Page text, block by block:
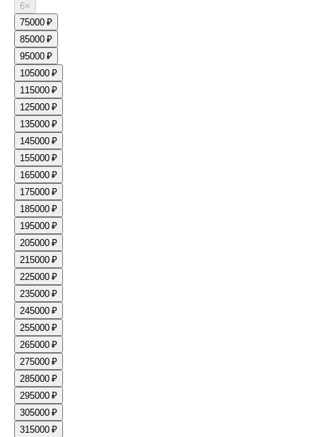
6×
75000 ₽
85000 ₽
95000 ₽
105000 ₽
115000 ₽
125000 ₽
135000 ₽
145000 ₽
155000 ₽
165000 ₽
175000 ₽
185000 ₽
195000 ₽
205000 ₽
215000 ₽
225000 ₽
235000 ₽
245000 ₽
255000 ₽
265000 ₽
275000 ₽
285000 ₽
295000 ₽
305000 ₽
315000 ₽